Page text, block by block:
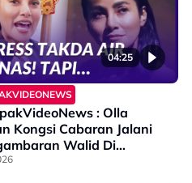
04:25
: Olla
Kongsi Cabaran Jalani
Walid Di
Hutan